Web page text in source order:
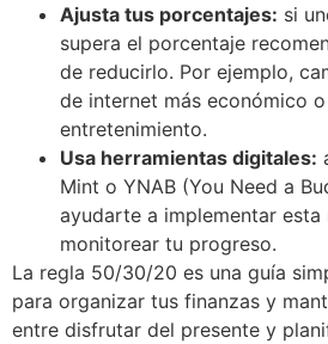
Ajusta tus porcentajes: si
supera el porcentaje
de reducirlo. Por ejemplo,
de internet más económico
entretenimiento.
Usa herramientas digitales:
Mint o YNAB (You Need a
ayudarte a implementar
monitorear tu progreso.
La regla 50/30/20 es una guía
para organizar tus finanzas y
entre disfrutar del presente y